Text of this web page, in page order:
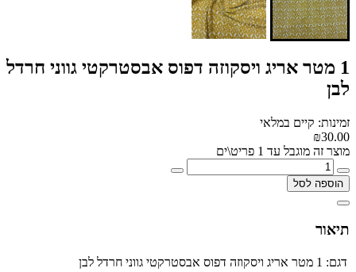
1 מטר אריג ויסקוזה דפוס אבסטרקטי גווני חרדל
לבן
זמינות: קיים במלאי
₪30.00
מוצר זה מוגבל עד 1 פריט\ים
הוספה לסל
תיאור
דגם: 1 מטר אריג ויסקוזה דפוס אבסטרקטי גווני חרדל לבן